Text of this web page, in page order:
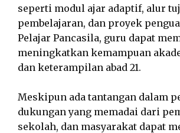
seperti modul ajar adaptif, alur
pembelajaran, dan proyek
Pelajar Pancasila, guru dapat
meningkatkan kemampuan
dan keterampilan abad 21.
Meskipun ada tantangan dalam
dukungan yang memadai dari
sekolah, dan masyarakat dapat